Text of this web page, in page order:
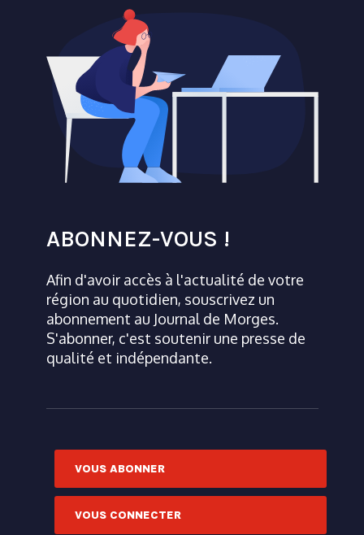
ABONNEZ-VOUS !
Afin d'avoir accès à l'actualité de votre
région au quotidien, souscrivez un
abonnement au Journal de Morges.
S'abonner, c'est soutenir une presse de
qualité et indépendante.
VOUS ABONNER
VOUS CONNECTER